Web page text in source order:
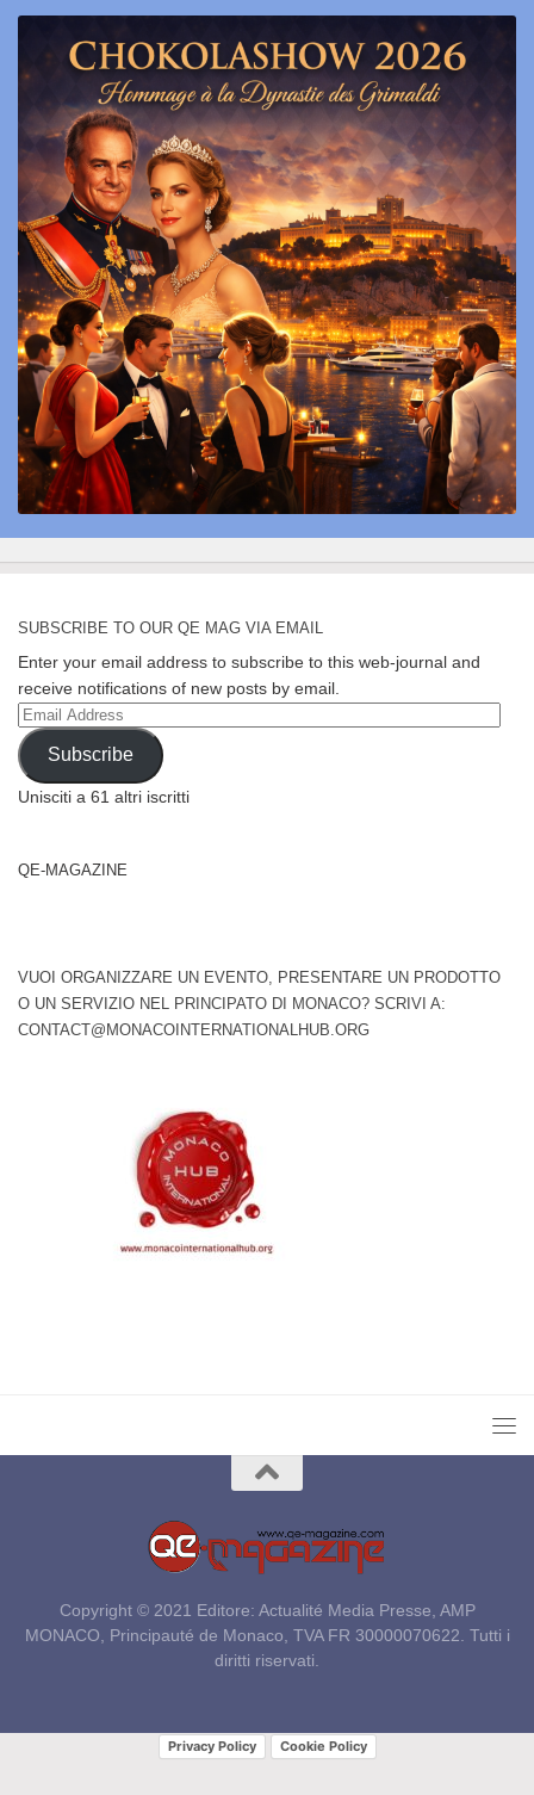
SUBSCRIBE TO OUR QE MAG VIA EMAIL
Enter your email address to subscribe to this web-journal and
receive notifications of new posts by email.
Email
Address
Subscribe
Unisciti a 61 altri iscritti
QE-MAGAZINE
VUOI ORGANIZZARE UN EVENTO, PRESENTARE UN PRODOTTO
O UN SERVIZIO NEL PRINCIPATO DI MONACO? SCRIVI A:
CONTACT@MONACOINTERNATIONALHUB.ORG
Copyright © 2021 Editore: Actualité Media Presse, AMP
MONACO, Principauté de Monaco, TVA FR 30000070622. Tutti i
diritti riservati.
Privacy Policy Cookie Policy